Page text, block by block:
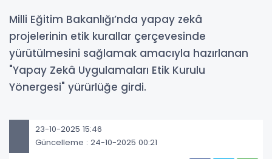
Milli Eğitim Bakanlığı’nda yapay zekâ
projelerinin etik kurallar çerçevesinde
yürütülmesini sağlamak amacıyla hazırlanan
"Yapay Zekâ Uygulamaları Etik Kurulu
Yönergesi" yürürlüğe girdi.
23-10-2025 15:46
Güncelleme : 24-10-2025 00:21